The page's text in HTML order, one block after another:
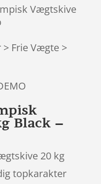
Vægtskive
Frie Vægte >
Black –
20 kg
topkarakter